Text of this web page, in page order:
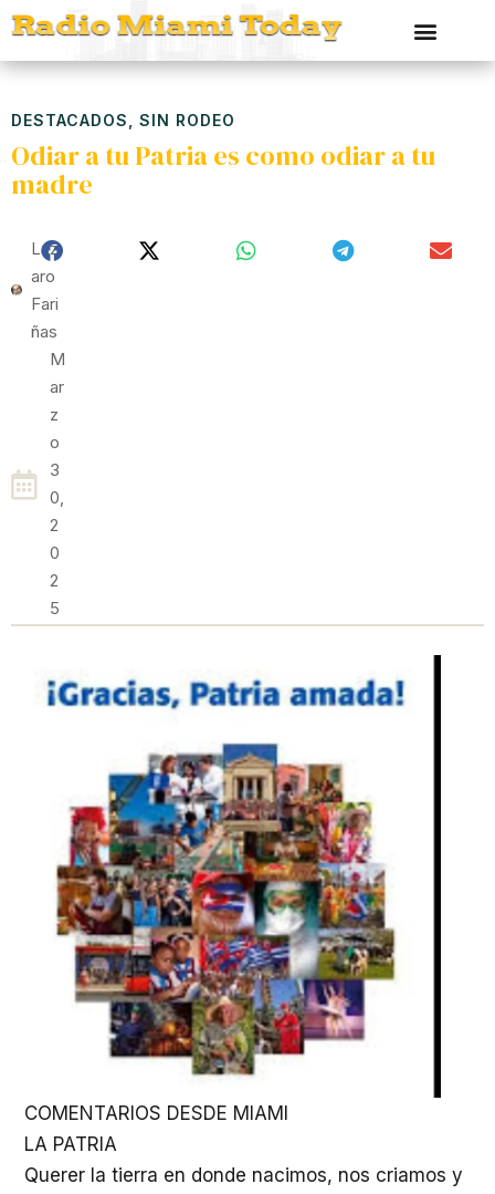
DESTACADOS SIN RODEO
Odiar a tu Patria es como odiar a tu
madre
Láz
Aro
Fari
Ñas
M
Ar
Z
O
3
0,
2
0
2
5
COMENTARIOS DESDE MIAMI
LA PATRIA
Querer la tierra en donde nacimos, nos criamos y